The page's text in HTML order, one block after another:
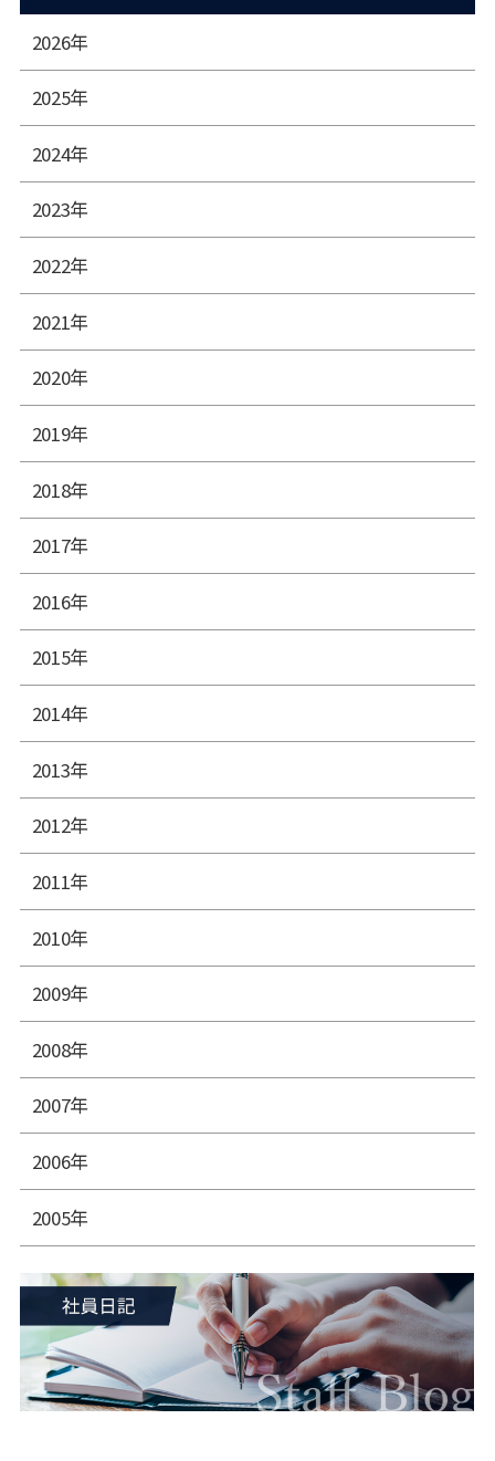
2026年
2025年
2024年
2023年
2022年
2021年
2020年
2019年
2018年
2017年
2016年
2015年
2014年
2013年
2012年
2011年
2010年
2009年
2008年
2007年
2006年
2005年